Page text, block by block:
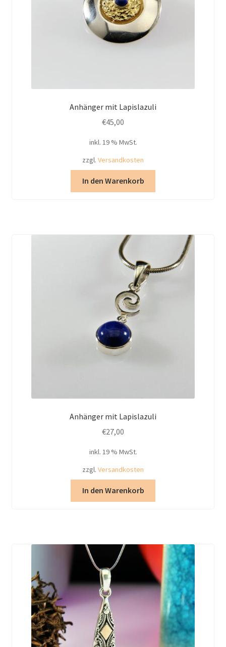
Anhänger mit Lapislazuli
€45,00
inkl. 19 % MwSt.
zzgl. Versandkosten
In den Warenkorb
Anhänger mit Lapislazuli
€27,00
inkl. 19 % MwSt.
zzgl. Versandkosten
In den Warenkorb